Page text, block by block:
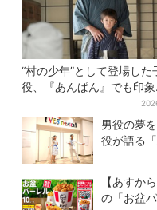
“村の少年”として登場した
役、『あんぱん』でも印象
だった…視聴者驚き「どう
で演技上手だと」男役の夢
役が語る
【あすか
の「お盆